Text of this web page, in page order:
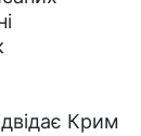
Крим